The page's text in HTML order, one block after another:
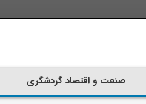
صنعت و اقتصاد گردشگری